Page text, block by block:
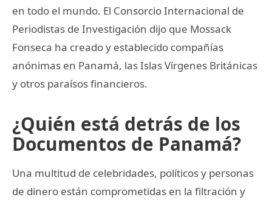
en todo el mundo. El Consorcio Internacional de
Periodistas de Investigación dijo que Mossack
Fonseca ha creado y establecido compañías
anónimas en Panamá, las Islas Vírgenes Británicas
y otros paraísos financieros.
¿Quién está detrás de los
Documentos de Panamá?
Una multitud de celebridades, políticos y personas
de dinero están comprometidas en la filtración y